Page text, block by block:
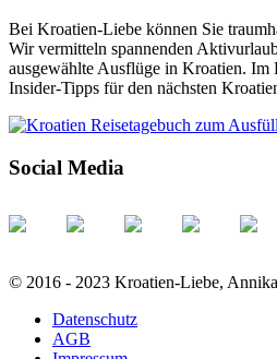
Bei Kroatien-Liebe können Sie
Wir vermitteln spannenden
ausgewählte Ausflüge in Kroatien.
Insider-Tipps für den nächsten
Social Media
© 2016 - 2023 Kroatien-Liebe,
Datenschutz
AGB